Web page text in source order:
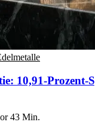
10,91-Prozent-
43 Min.